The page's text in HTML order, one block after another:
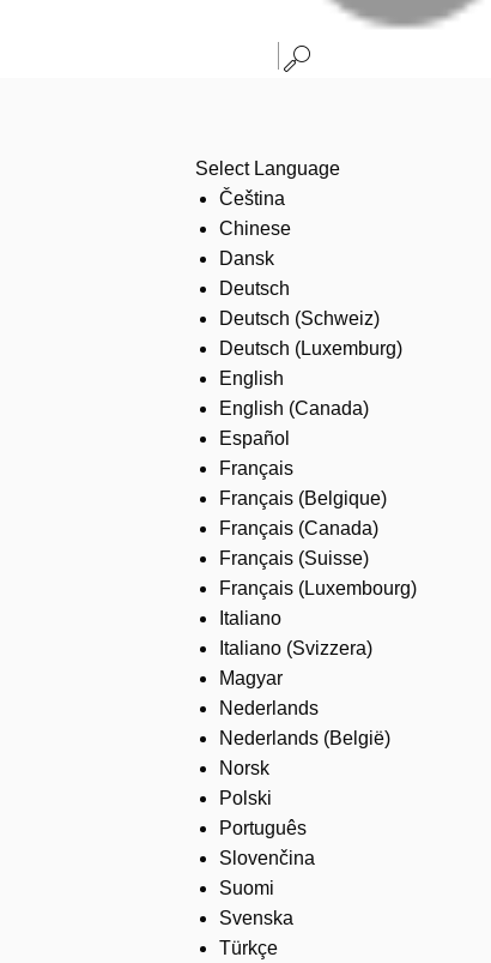
Select Language
Čeština
Chinese
Dansk
Deutsch
Deutsch (Schweiz)
Deutsch (Luxemburg)
English
English (Canada)
Español
Français
Français (Belgique)
Français (Canada)
Français (Suisse)
Français (Luxembourg)
Italiano
Italiano (Svizzera)
Magyar
Nederlands
Nederlands (België)
Norsk
Polski
Português
Slovenčina
Suomi
Svenska
Türkçe